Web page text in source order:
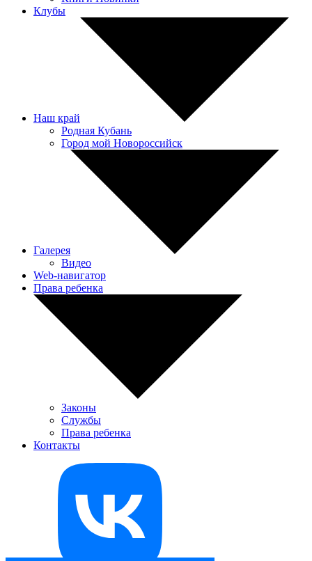
Клубы
Наш край
Родная Кубань
Город мой Новороссийск
Галерея
Видео
Web-навигатор
Права ребенка
Законы
Службы
Права ребенка
Контакты